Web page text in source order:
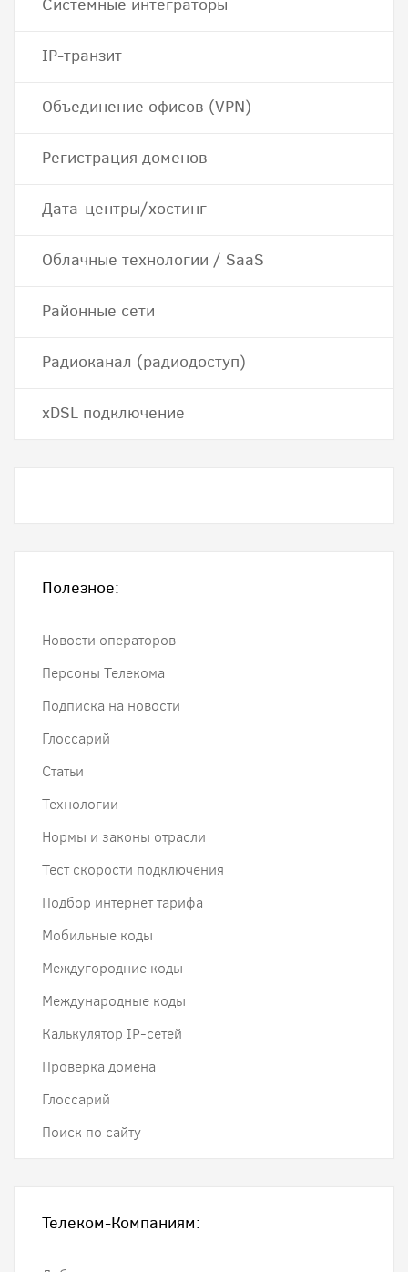
Системные интеграторы
IP-транзит
Объединение офисов (VPN)
Регистрация доменов
Дата-центры/хостинг
Облачные технологии / SaaS
Районные сети
Радиоканал (радиодоступ)
хDSL подключение
Полезное:
Новости операторов
Персоны Телекома
Подписка на новости
Глоссарий
Статьи
Технологии
Нормы и законы отрасли
Тест скорости подключения
Подбор интернет тарифа
Мобильные коды
Междугородние коды
Международные коды
Калькулятор IP-сетей
Проверка домена
Глоссарий
Поиск по сайту
Телеком-Компаниям: